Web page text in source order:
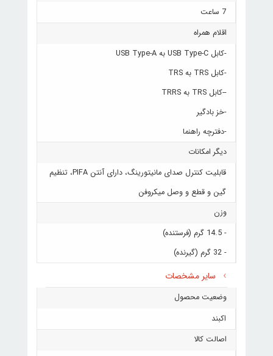
7 ساعت
اقلام همراه
-کابل USB Type-C به USB Type-A
-کابل TRS به TRS
--کابل TRS به TRRS
-خز بادگیر
-دفترچه راهنما
دیگر امکانات
قابلیت کنترل صدای مانیتورینگ، دارای آنتن PIFA، تنظیم
گین و قطع و وصل میکروفن
وزن
- 14.5 گرم (فرستنده)
- 32 گرم (گیرنده)
سایر مشخصات
وضعیت محصول
اکبند
اصالت کالا